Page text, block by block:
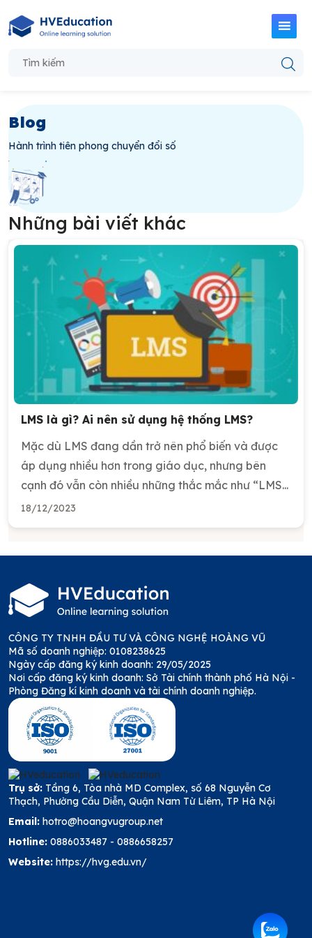
Blog
Hành trình tiên phong chuyển đổi số
Những bài viết khác
LMS là gì? Ai nên sử dụng hệ thống LMS?
Mặc dù LMS đang dần trở nên phổ biến và được
áp dụng nhiều hơn trong giáo dục, nhưng bên
cạnh đó vẫn còn nhiều những thắc mắc như “LMS...
18/12/2023
CÔNG TY TNHH ĐẦU TƯ VÀ CÔNG NGHỆ HOÀNG VŨ
Mã số doanh nghiệp: 0108238625
Ngày cấp đăng ký kinh doanh: 29/05/2025
Nơi cấp đăng ký kinh doanh: Sở Tài chính thành phố Hà Nội -
Phòng Đăng kí kinh doanh và tài chính doanh nghiệp.
Trụ sở: Tầng 6, Tòa nhà MD Complex, số 68 Nguyễn Cơ
Thạch, Phường Cầu Diễn, Quận Nam Từ Liêm, TP Hà Nội
Email: hotro@hoangvugroup.net
Hotline: 0886033487 - 0886658257
Website: https://hvg.edu.vn/